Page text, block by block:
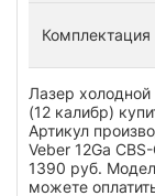
Комплектация
Лазер холодной
(12 калибр)
Артикул
Veber 12Ga
1390 руб.
можете